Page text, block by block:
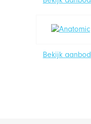
Bekijk aanbod